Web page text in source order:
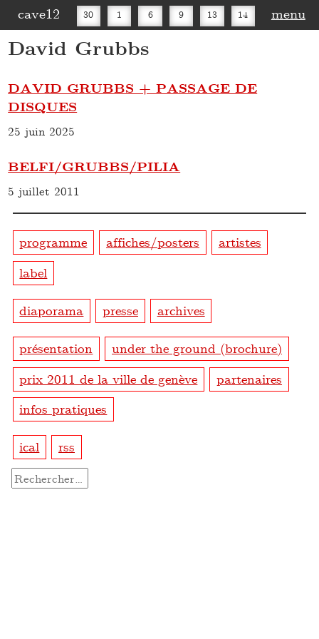
cave12 30 1 6 9 13 14
16 20
menu
David Grubbs
DAVID GRUBBS + PASSAGE DE
DISQUES
25 juin 2025
BELFI/GRUBBS/PILIA
5 juillet 2011
programme affiches/posters
artistes
label
diaporama presse archives
présentation
under the ground (brochure)
prix 2011 de la ville de genève
partenaires
infos pratiques
ical rss
Rechercher :